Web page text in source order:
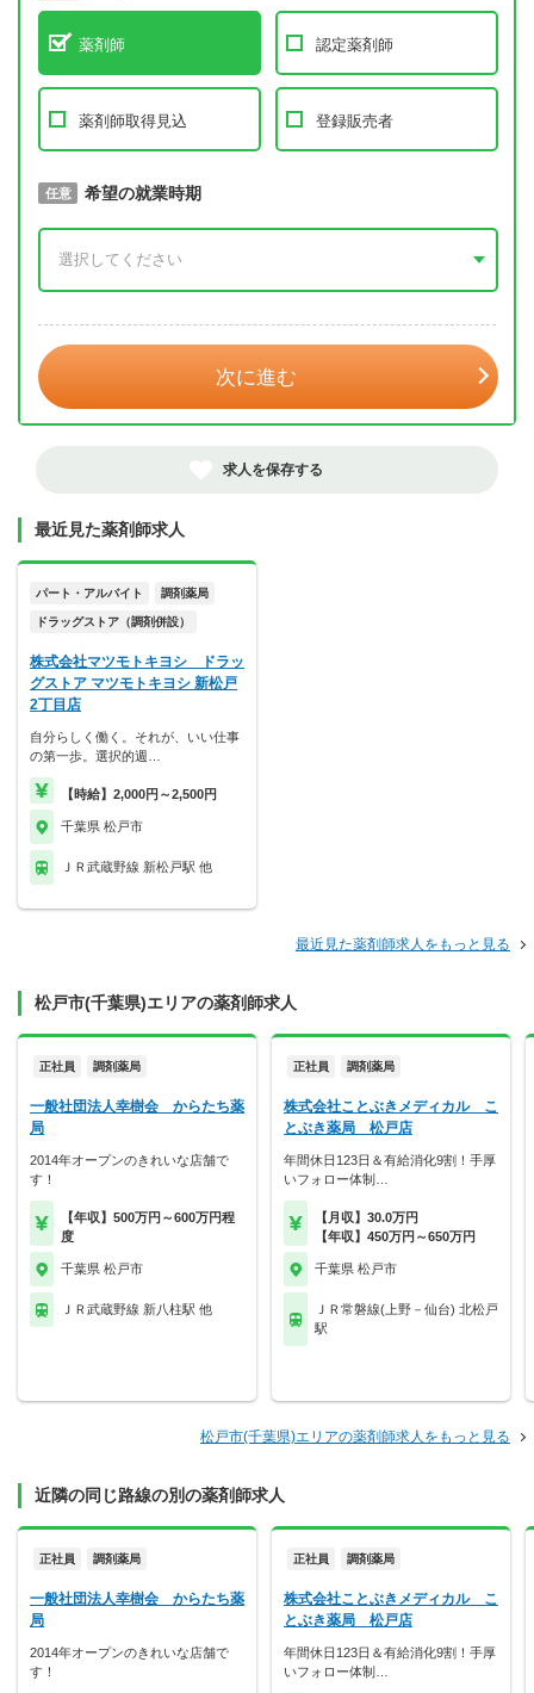
薬剤師 認定薬剤師
薬剤師取得見込 登録販売者
必須 取得予定年
任意 希望の就業時期
次に進む
求人を保存する
最近見た薬剤師求人
パート・アルバイト 調剤薬局
ドラッグストア（調剤併設）
株式会社マツモトキヨシ ドラッ
グストア マツモトキヨシ 新松戸
2丁目店
自分らしく働く。それが、いい仕事
の第一歩。選択的週…
【時給】2,000円～2,500円
千葉県 松戸市
ＪＲ武蔵野線 新松戸駅 他
最近見た薬剤師求人をもっと見る
松戸市(千葉県)エリアの薬剤師求人
正社員 調剤薬局
一般社団法人幸樹会 からたち薬
局
2014年オープンのきれいな店舗で
す！
【年収】500万円～600万円程
度
千葉県 松戸市
ＪＲ武蔵野線 新八柱駅 他
正社員 調剤薬局
株式会社ことぶきメディカル こ
とぶき薬局 松戸店
年間休日123日＆有給消化9割！手厚
いフォロー体制…
【月収】30.0万円
【年収】450万円～650万円
千葉県 松戸市
ＪＲ常磐線(上野－仙台) 北松戸
駅
松戸市(千葉県)エリアの薬剤師求人をもっと見る
近隣の同じ路線の別の薬剤師求人
正社員 調剤薬局
一般社団法人幸樹会 からたち薬
局
2014年オープンのきれいな店舗で
す！
正社員 調剤薬局
株式会社ことぶきメディカル こ
とぶき薬局 松戸店
年間休日123日＆有給消化9割！手厚
いフォロー体制…